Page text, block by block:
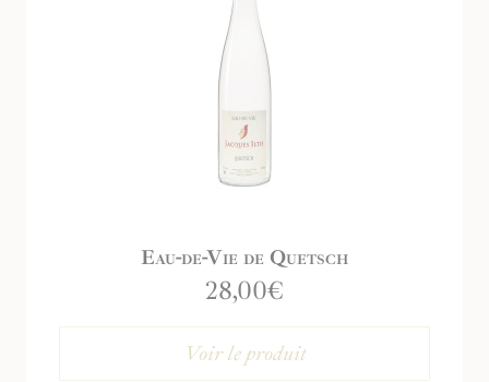
Eau-de-Vie de Quetsch
28,00€
Voir le produit